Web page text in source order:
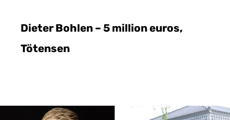
Dieter Bohlen – 5 million euros,
Tötensen